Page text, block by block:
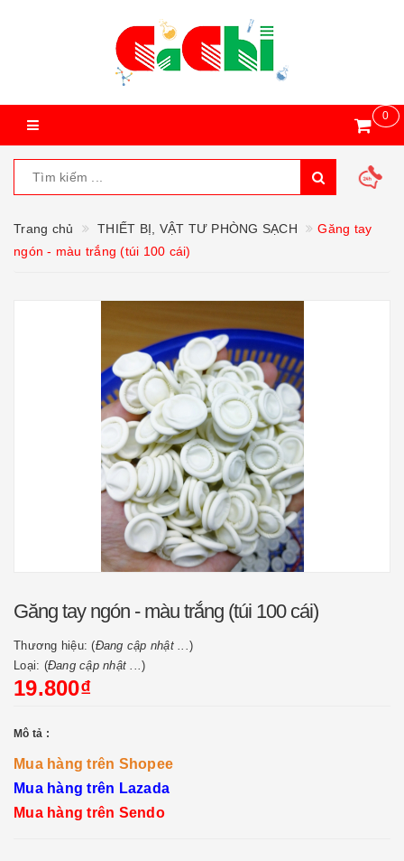
0
Trang chủ THIẾT BỊ, VẬT TƯ PHÒNG SẠCH
Găng tay
ngón - màu trắng (túi 100 cái)
Găng tay ngón - màu trắng (túi 100 cái)
Thương hiệu: (Đang cập nhật ...)
Loại: (Đang cập nhật ...)
19.800₫
Mô tả :
Mua hàng trên Shopee
Mua hàng trên Lazada
Mua hàng trên Sendo